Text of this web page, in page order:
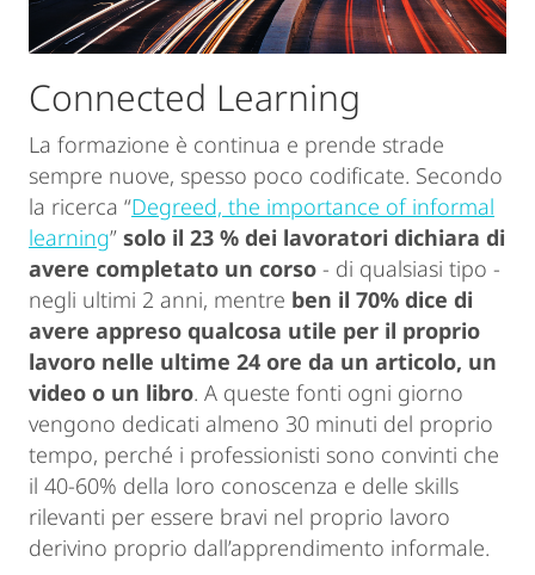
Connected Learning
La formazione è continua e prende strade
sempre nuove, spesso poco codificate. Secondo
la ricerca “Degreed, the importance of informal
learning” solo il 23 % dei lavoratori dichiara di
avere completato un corso - di qualsiasi tipo -
negli ultimi 2 anni, mentre ben il 70% dice di
avere appreso qualcosa utile per il proprio
lavoro nelle ultime 24 ore da un articolo, un
video o un libro. A queste fonti ogni giorno
vengono dedicati almeno 30 minuti del proprio
tempo, perché i professionisti sono convinti che
il 40-60% della loro conoscenza e delle skills
rilevanti per essere bravi nel proprio lavoro
derivino proprio dall’apprendimento informale.